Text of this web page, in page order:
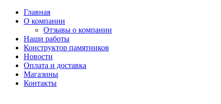
Главная
О компании
Отзывы о компании
Наши работы
Конструктор памятников
Новости
Оплата и доставка
Магазины
Контакты